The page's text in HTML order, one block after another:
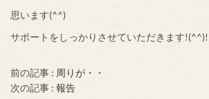
思います(^^)
サポートをしっかりさせていただきます!(^^)!
前の記事 : 周りが・・
次の記事 : 報告